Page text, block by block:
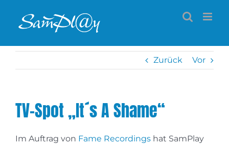
Inhalt
Zurück Vor
TV-Spot „It´s A Shame“
Im Auftrag von Fame Recordings hat SamPlay